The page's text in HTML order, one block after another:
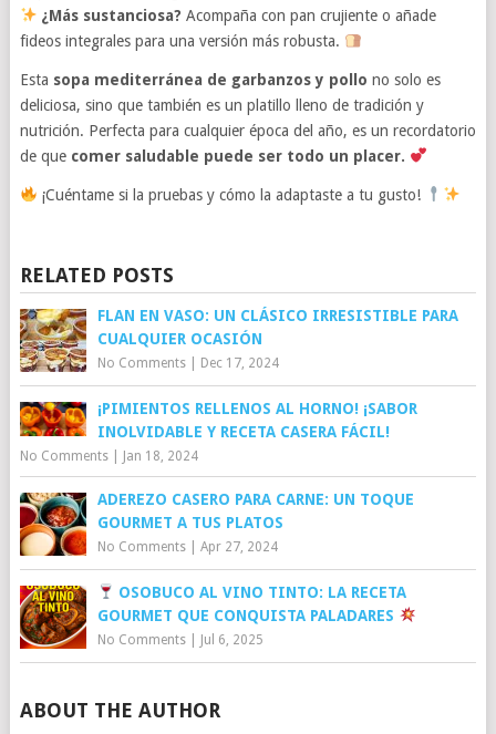
¿Más sustanciosa? Acompaña con pan crujiente o añade
fideos integrales para una versión más robusta.
Esta sopa mediterránea de garbanzos y pollo no solo es
deliciosa, sino que también es un platillo lleno de tradición y
nutrición. Perfecta para cualquier época del año, es un recordatorio
de que comer saludable puede ser todo un placer.
¡Cuéntame si la pruebas y cómo la adaptaste a tu gusto!
RELATED POSTS
FLAN EN VASO: UN CLÁSICO IRRESISTIBLE PARA
CUALQUIER OCASIÓN
No Comments| Dec 17, 2024
¡PIMIENTOS RELLENOS AL HORNO! ¡SABOR
INOLVIDABLE Y RECETA CASERA FÁCIL!
No Comments| Jan 18, 2024
ADEREZO CASERO PARA CARNE: UN TOQUE
GOURMET A TUS PLATOS
No Comments| Apr 27, 2024
OSOBUCO AL VINO TINTO: LA RECETA
GOURMET QUE CONQUISTA PALADARES
No Comments| Jul 6, 2025
ABOUT THE AUTHOR